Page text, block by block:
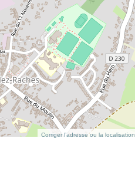
Corriger l’adresse ou la localisation